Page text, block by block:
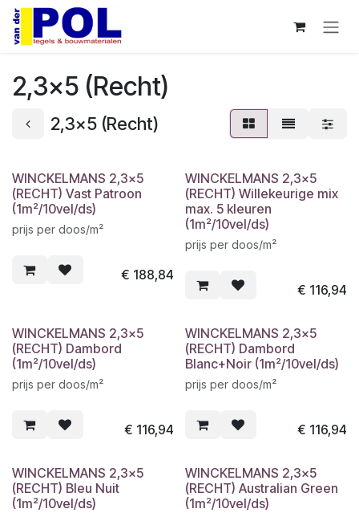
Overslaan naar inhoud
2,3x5 (Recht)
2,3x5 (Recht)
WINCKELMANS 2,3x5
(RECHT) Vast Patroon
(1m²/10vel/ds)
prijs per doos/m²
€ 188,84
WINCKELMANS 2,3x5
(RECHT) Willekeurige mix
max. 5 kleuren
(1m²/10vel/ds)
prijs per doos/m²
€ 116,94
WINCKELMANS 2,3x5
(RECHT) Dambord
(1m²/10vel/ds)
prijs per doos/m²
€ 116,94
WINCKELMANS 2,3x5
(RECHT) Dambord
Blanc+Noir (1m²/10vel/ds)
prijs per doos/m²
€ 116,94
WINCKELMANS 2,3x5
(RECHT) Bleu Nuit
(1m²/10vel/ds)
WINCKELMANS 2,3x5
(RECHT) Australian Green
(1m²/10vel/ds)